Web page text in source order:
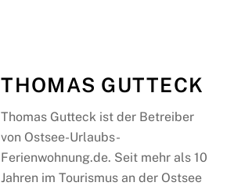
THOMAS GUTTECK
Thomas Gutteck ist der Betreiber
von Ostsee-Urlaubs-
Ferienwohnung.de. Seit mehr als 10
Jahren im Tourismus an der Ostsee